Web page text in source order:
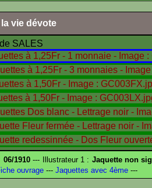
vie dévote
SALES
06/1910--- Illustrateur 1 : Jaquette non
ouvrage --- Jaquettes avec 4ème ---